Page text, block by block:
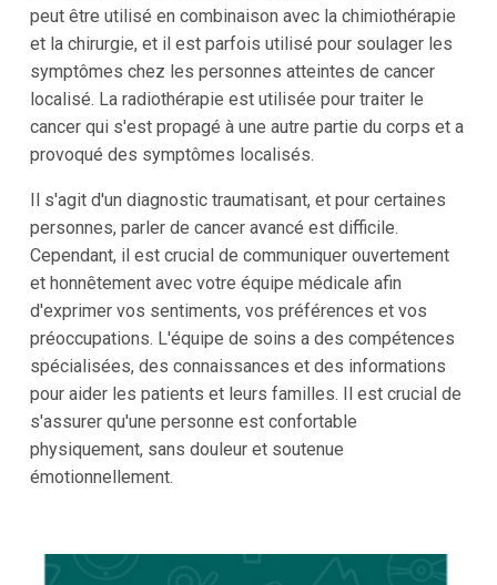
peut être utilisé en combinaison avec la chimiothérapie
et la chirurgie, et il est parfois utilisé pour soulager les
symptômes chez les personnes atteintes de cancer
localisé. La radiothérapie est utilisée pour traiter le
cancer qui s'est propagé à une autre partie du corps et a
provoqué des symptômes localisés.
Il s'agit d'un diagnostic traumatisant, et pour certaines
personnes, parler de cancer avancé est difficile.
Cependant, il est crucial de communiquer ouvertement
et honnêtement avec votre équipe médicale afin
d'exprimer vos sentiments, vos préférences et vos
préoccupations. L'équipe de soins a des compétences
spécialisées, des connaissances et des informations
pour aider les patients et leurs familles. Il est crucial de
s'assurer qu'une personne est confortable
physiquement, sans douleur et soutenue
émotionnellement.